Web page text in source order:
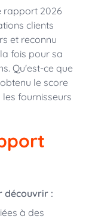
rapport 2026
clients
et reconnu
fois pour sa
Qu'est-ce que
le score
fournisseurs
découvrir :
à des